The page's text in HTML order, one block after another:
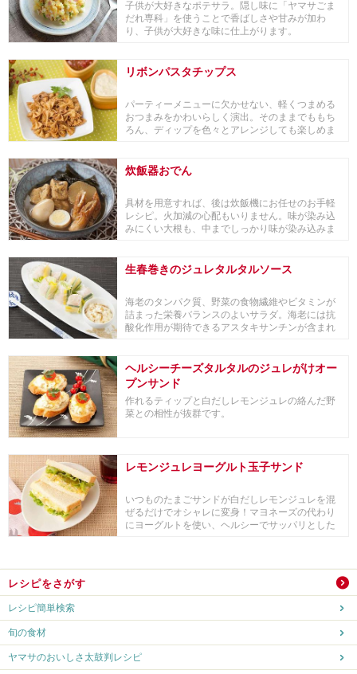
子供が大好きなポテサラ。隠し味に「ヤマサごま
だれ専科」を使うことで香ばしさや甘みが加わ
り、子供が大好きな味に仕上がります。
リボンパスタチップス
パーティーメニューに欠かせない、軽くつまめる
おつまみをかわいらしく演出。そのままでももち
ろん、ディップを色々とアレンジしても楽しめま
炊飯器おでん
具材を用意すれば、後は炊飯機にお任せのお手軽
レシピ。火加減の心配もいりません。味が染み込
みにくい大根も、中までしっかり味が染み込みま
生春巻きのジュレタルタルソース
海老のタンパク質、野菜の食物繊維やビタミンが
詰まった栄養バランスのよいサラダ。海老には抗
酸化作用が期待できるアスタキサンチンが含まれ
ヘルシーチーズタルタルのジュレがけオー
プンサンド
作れるティップと白だしレモンジュレの絡んだ野
菜との相性が抜群です。
レモンジュレヨーグルト玉子サンド
いつものたまごサンドが白だしレモンジュレを混
ぜるだけでオシャレに変身！マヨネーズの代わり
にヨーグルトを使い、ヘルシーでサッパリとした
レシピをさがす
レシピ簡単検索
旬の食材
ヤマサのおいしさ太鼓判レシピ